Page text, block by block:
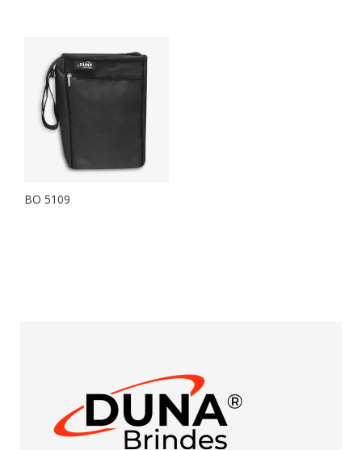
BO 5109